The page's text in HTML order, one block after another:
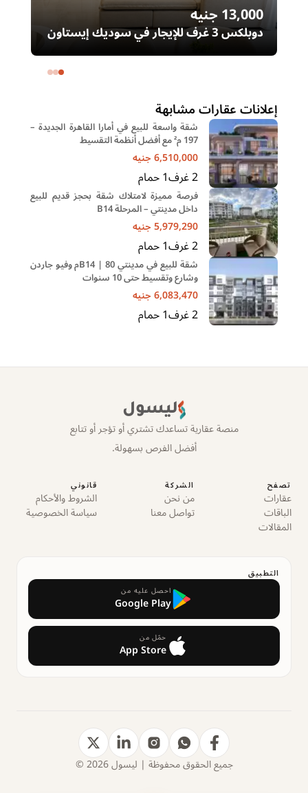
13,000جنيه
دوبلكس 3 غرف للإيجار في سوديك إيستاون
– التجمع الخامس | غرفة ناني
إعلانات عقارات مشابهة
شقة واسعة للبيع في أمارا القاهرة الجديدة –
197 م² مع أفضل أنظمة التقسيط
6,510,000جنيه
2غرف1حمام
فرصة مميزة لامتلاك شقة بحجز قديم للبيع
داخل مدينتي – المرحلة B14
5,979,290جنيه
2غرف1حمام
شقة للبيع في مدينتي B14 | 80م وفيو جاردن
وشارع وتقسيط حتى 10 سنوات
6,083,470جنيه
2غرف1حمام
ليسول
منصة عقارية تساعدك تشتري أو تؤجر أو تتابع
أفضل الفرص بسهولة.
تصفح
عقارات
الباقات
المقالات
الشركة
من نحن
تواصل معنا
قانوني
الشروط والأحكام
سياسة الخصوصية
التطبيق
احصل عليه من
Google Play
حمّل من
App Store
جميع الحقوق محفوظة | ليسول 2026 ©